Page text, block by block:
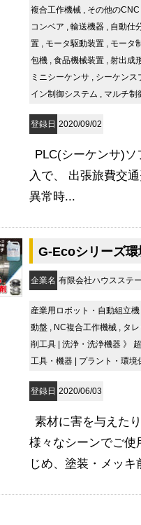
複合工作機械
その他の
コンベア
輸送機器 自動仕
置
モータ駆動装置 モータ
包機
食品機械装置 射出成
ミニシーケンサ
シーケンス
イン制御システム
マルチ制
登録日 2020/09/02
PLC(シーケンサ)
入で、 出張旅費交
異常時...
G-Ecoシリーズ
企業名 有限会社ハウスステ
産業用ロボット・自動組立機
動盤 , NC複合工作機械 , タ
削工具
洗浄・洗浄機器 》
工具・機器
プラント・環境
登録日 2020/06/03
素材に害を与えた
様々なシーンでご使
じめ、塗装・メッキ